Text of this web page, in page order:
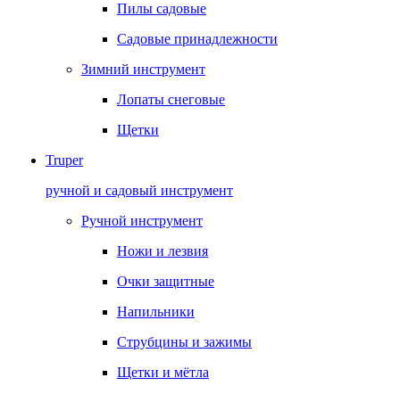
Пилы садовые
Садовые принадлежности
Зимний инструмент
Лопаты снеговые
Щетки
Truper
ручной и садовый инструмент
Ручной инструмент
Ножи и лезвия
Очки защитные
Напильники
Струбцины и зажимы
Щетки и мётла